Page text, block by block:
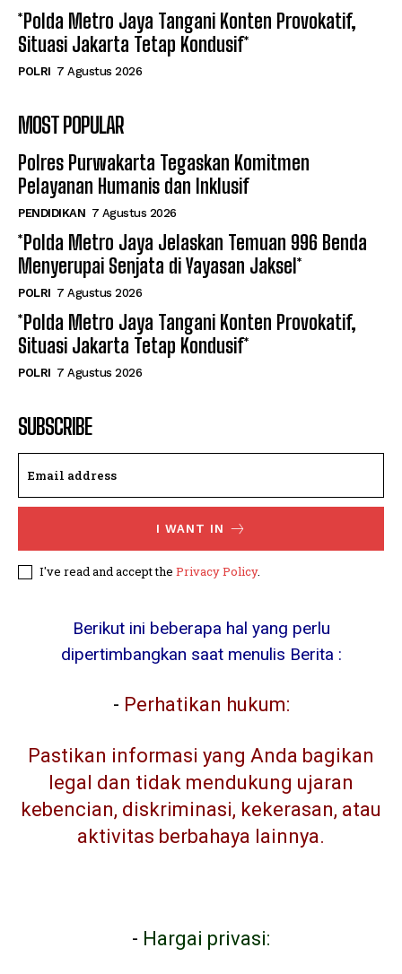
*Polda Metro Jaya Tangani Konten Provokatif,
Situasi Jakarta Tetap Kondusif*
POLRI 7 Agustus 2026
MOST POPULAR
Polres Purwakarta Tegaskan Komitmen
Pelayanan Humanis dan Inklusif
PENDIDIKAN 7 Agustus 2026
*Polda Metro Jaya Jelaskan Temuan 996 Benda
Menyerupai Senjata di Yayasan Jaksel*
POLRI 7 Agustus 2026
*Polda Metro Jaya Tangani Konten Provokatif,
Situasi Jakarta Tetap Kondusif*
POLRI 7 Agustus 2026
SUBSCRIBE
I WANT IN
I've read and accept the Privacy Policy.
Berikut ini beberapa hal yang perlu
dipertimbangkan saat menulis Berita :
- Perhatikan hukum:
Pastikan informasi yang Anda bagikan
legal dan tidak mendukung ujaran
kebencian, diskriminasi, kekerasan, atau
aktivitas berbahaya lainnya.
- Hargai privasi: